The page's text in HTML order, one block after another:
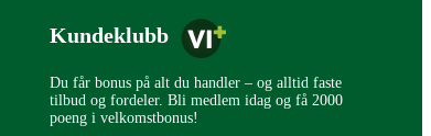
Kundeklubb
Du får bonus på alt du handler – og alltid faste
tilbud og fordeler. Bli medlem idag og få 2000
poeng i velkomstbonus!